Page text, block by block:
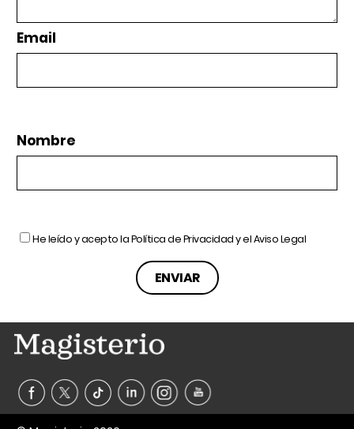
Email
Nombre
He leído y acepto laPolítica de Privacidady elAviso Legal